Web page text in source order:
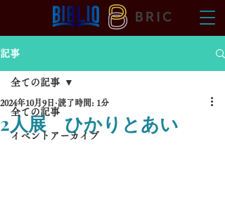
記事
全ての記事
イベントアーカイブ
全ての記事
2人展 ひかりとあい
2024年10月9日 読了時間: 1分